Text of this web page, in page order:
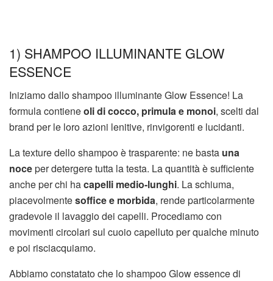
1) SHAMPOO ILLUMINANTE GLOW
ESSENCE
Iniziamo dallo shampoo illuminante Glow Essence! La
formula contieneoli di cocco, primula e monoi, scelti dal
brand per le loro azioni lenitive, rinvigorenti e lucidanti.
La texture dello shampoo è trasparente: ne basta una
noceper detergere tutta la testa. La quantità è sufficiente
anche per chi hacapelli medio-lunghi. La schiuma,
piacevolmentesoffice e morbida, rende particolarmente
gradevole il lavaggio dei capelli. Procediamo con
movimenti circolari sul cuoio capelluto per qualche minuto
e poi risciacquiamo.
Abbiamo constatato che lo shampoo Glow essence di